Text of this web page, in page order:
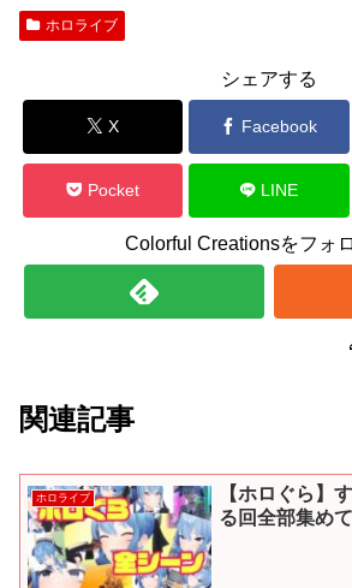
ホロライブ
シェアする
X Facebook
Pocket LINE
Colorful Creationsをフォ
関連記事
ホロライブ
【ホロぐら】
る回全部集め